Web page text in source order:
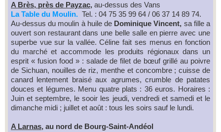
A Brès, près de Payzac, au-dessus des Vans
La Table du Moulin. Tel. : 04 75 35 99 64 / 06 37 14 89 74.
Au-dessus du moulin à huile de Dominique Vincent, sa fille a
ouvert son restaurant dans une belle salle en pierre avec une
superbe vue sur la vallée. Céline fait ses menus en fonction
du marché et accommode les produits régionaux dans un
esprit « fusion food » : salade de filet de bœuf grillé au poivre
de Sichuan, nouilles de riz, menthe et concombre ; cuisse de
canard lentement braisé aux agrumes, crumble de patates
douces et légumes. Menu quatre plats : 36 euros. Horaires :
Juin et septembre, le sooir les jeudi, vendredi et samedi et le
dimanche midi ; juillet et août : tous les soirs sauf le lundi.
A Larnas, au nord de Bourg-Saint-Andéol